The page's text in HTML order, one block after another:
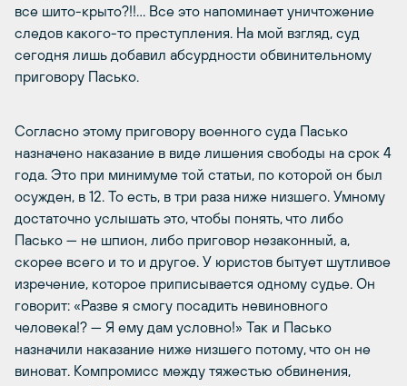
все шито-крыто?!!… Все это напоминает уничтожение
следов какого-то преступления. На мой взгляд, суд
сегодня лишь добавил абсурдности обвинительному
приговору Пасько.
Согласно этому приговору военного суда Пасько
назначено наказание в виде лишения свободы на срок 4
года. Это при минимуме той статьи, по которой он был
осужден, в 12. То есть, в три раза ниже низшего. Умному
достаточно услышать это, чтобы понять, что либо
Пасько — не шпион, либо приговор незаконный, а,
скорее всего и то и другое. У юристов бытует шутливое
изречение, которое приписывается одному судье. Он
говорит: «Разве я смогу посадить невиновного
человека!? — Я ему дам условно!» Так и Пасько
назначили наказание ниже низшего потому, что он не
виноват. Компромисс между тяжестью обвинения,